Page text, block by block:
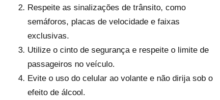
Respeite as sinalizações de trânsito, como
semáforos, placas de velocidade e faixas
exclusivas.
Utilize o cinto de segurança e respeite o limite de
passageiros no veículo.
Evite o uso do celular ao volante e não dirija sob o
efeito de álcool.